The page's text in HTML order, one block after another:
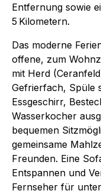
Entfernung sowie
5 Kilometern.
Das moderne
offene, zum
mit Herd
Gefrierfach, Spüle
Essgeschirr,
Wasserkocher
bequemen
gemeinsame
Freunden. Eine
Entspannen und
Fernseher für